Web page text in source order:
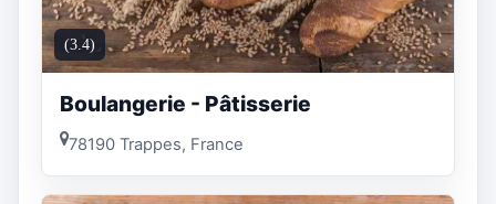
(3.4)
Boulangerie - Pâtisserie
78190 Trappes, France